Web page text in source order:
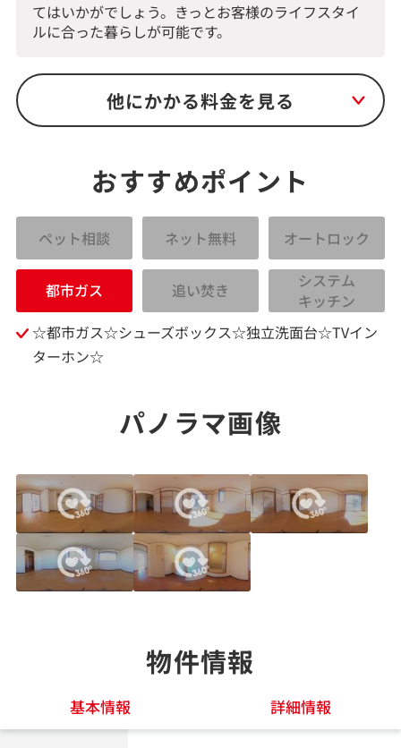
てはいかがでしょう。きっとお客様のライフスタイ
ルに合った暮らしが可能です。
他にかかる料金を見る
おすすめポイント
ペット相談 ネット無料 オートロック
都市ガス 追い焚き
システム
キッチン
☆都市ガス☆シューズボックス☆独立洗面台☆TVイン
ターホン☆
パノラマ画像
物件情報
基本情報 詳細情報